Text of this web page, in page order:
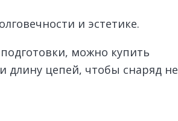
и эстетике.
можно купить
длину цепей, чтобы снаряд не